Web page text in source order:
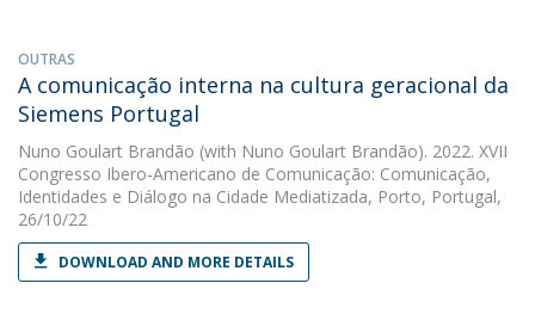
OUTRAS
A comunicação interna na cultura geracional da
Siemens Portugal
Nuno Goulart Brandão (with Nuno Goulart Brandão). 2022. XVII
Congresso Ibero-Americano de Comunicação: Comunicação,
Identidades e Diálogo na Cidade Mediatizada, Porto, Portugal,
26/10/22
DOWNLOAD AND MORE DETAILS